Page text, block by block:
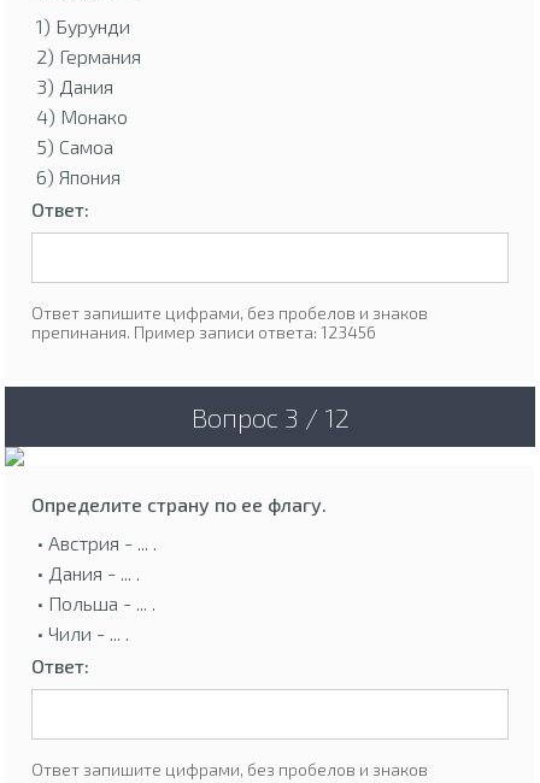
1) Бурунди
2) Германия
3) Дания
4) Монако
5) Самоа
6) Япония
Ответ:
Ответ запишите цифрами, без пробелов и знаков
препинания. Пример записи ответа: 123456
Вопрос 3 / 12
Определите страну по ее флагу.
• Австрия - ... .
• Дания - ... .
• Польша - ... .
• Чили - ... .
Ответ:
Ответ запишите цифрами, без пробелов и знаков